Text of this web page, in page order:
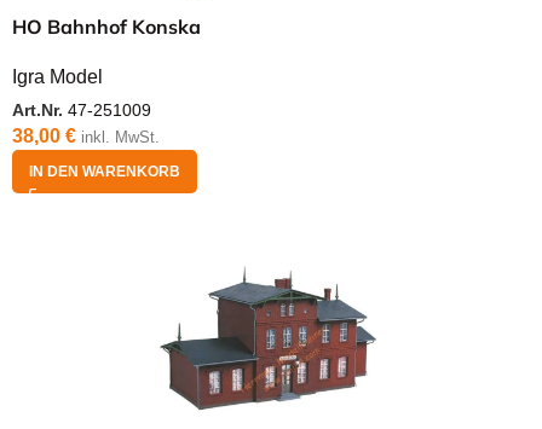
HO Bahnhof Konska
Igra Model
Art.Nr. 47-251009
38,00 € inkl. MwSt.
IN DEN WARENKORB